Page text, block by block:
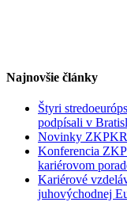
Najnovšie články
Štyri
podpísali v
Novinky
Konferencia
kariérovom
Kariérové
juhovýchodnej